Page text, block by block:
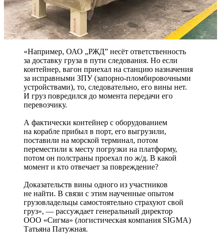
«Например, ОАО „РЖД” несёт ответственность
за доставку груза в пути следования. Но если
контейнер, вагон приехал на станцию назначения
за исправными ЗПУ (запорно-­пломбировочными
устройствами), то, следовательно, его вины нет.
И груз повредился до момента передачи его
перевозчику.
А фактически контейнер с оборудованием
на корабле прибыл в порт, его выгрузили,
поставили на морской терминал, потом
переместили к месту погрузки на платформу,
потом он полстраны проехал по ж/д. В какой
момент и кто отвечает за повреждение?
Доказательств вины одного из участников
не найти. В связи с этим наученные опытом
грузовладельцы самостоятельно страхуют свой
груз», — рассуждает генеральный директор
ООО «Сигма» (логистическая компания SIGMA)
Татьяна Патужная.